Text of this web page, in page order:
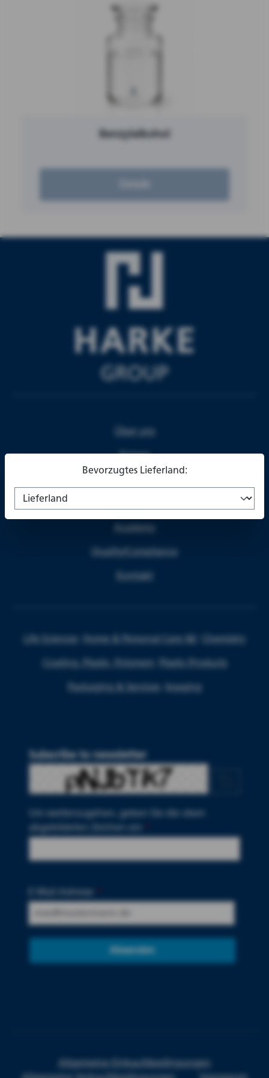
Benzylalkohol
Über uns
Firmen
Partner
Academy
Quality/Compliance
Kontakt
Life Sciences Home & Personal Care I&I Chemistry
Coating, Plastic, Polymers Plastic Products
Packaging & Services Imaging
Subscribe to newsletter
Um weiterzugehen, geben Sie die oben
abgebildeten Zeichen ein
Absenden
Allgemeine Einkaufsbedingungen
Bevorzugtes Lieferland: